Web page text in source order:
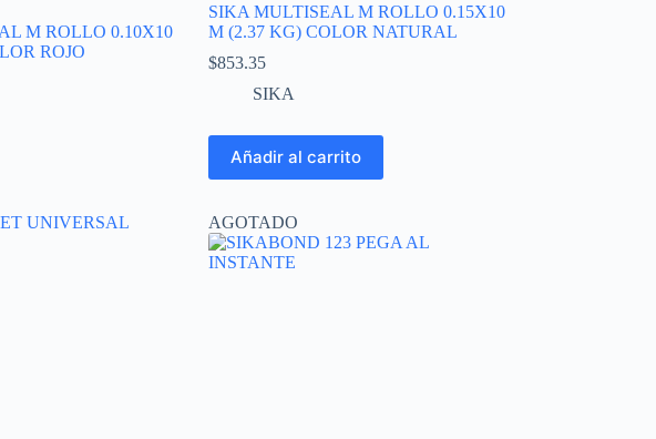
M ROLLO 0.10X10
ROJO
SIKA MULTISEAL M ROLLO 0.15X10
M (2.37 KG) COLOR NATURAL
$853.35
SIKA
Añadir al carrito
AGOTADO